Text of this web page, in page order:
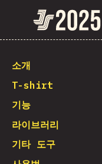
State of
소개
T-shirt
기능
라이브러리
기타 도구